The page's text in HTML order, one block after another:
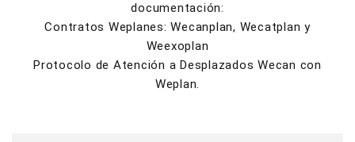
documentación:
Contratos Weplanes: Wecanplan, Wecatplan y
Weexoplan
Protocolo de Atención a Desplazados Wecan con
Weplan.